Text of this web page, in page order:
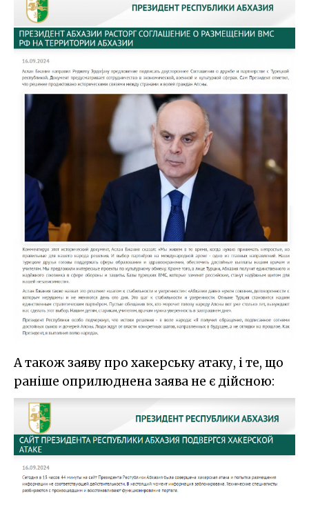
А також заяву про хакерську атаку, і те, що
раніше оприлюднена заява не є дійсною: